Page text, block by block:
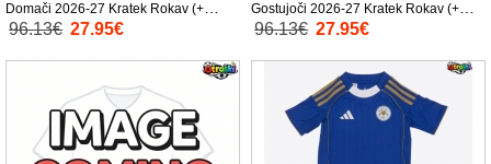
Domači 2026-27 Kratek Rokav (+
Kratke hlače)
96.13€ 27.95€
Gostujoči 2026-27 Kratek Rokav (+
Kratke hlače)
96.13€ 27.95€